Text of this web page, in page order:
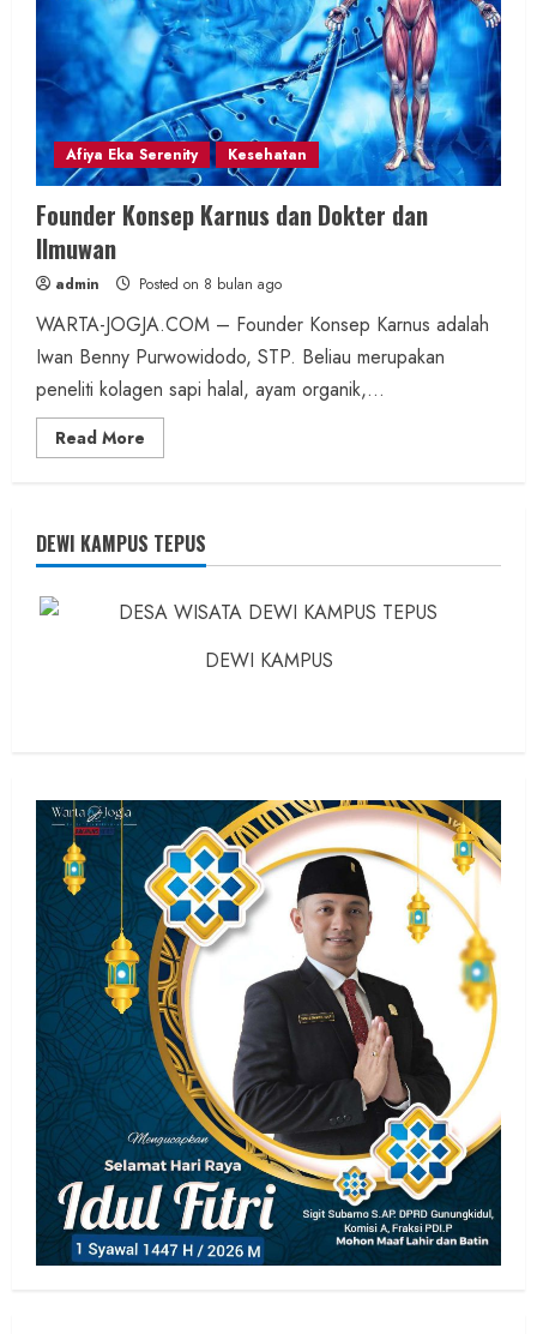
Afiya Eka Serenity Kesehatan
Founder Konsep Karnus dan Dokter dan
Ilmuwan
admin Posted on 8 bulan ago
WARTA-JOGJA.COM – Founder Konsep Karnus adalah
Iwan Benny Purwowidodo, STP. Beliau merupakan
peneliti kolagen sapi halal, ayam organik,...
Read More
more
dan
Dokter
dan
DEWI KAMPUS TEPUS
DEWI KAMPUS